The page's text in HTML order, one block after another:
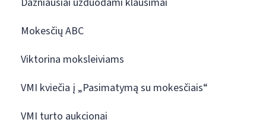
Mokesčių ABC
Viktorina moksleiviams
VMI kviečia į „Pasimatymą su mokesčiais“
VMI turto aukcionai